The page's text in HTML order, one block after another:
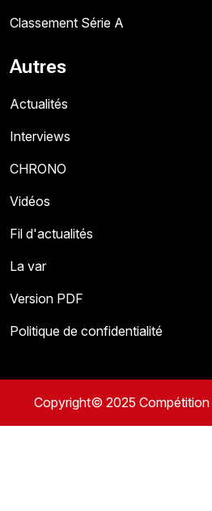
Classement Série A
Autres
Actualités
Interviews
CHRONO
Vidéos
Fil d'actualités
La var
Version PDF
Politique de confidentialité
Copyright© 2025 Compétition